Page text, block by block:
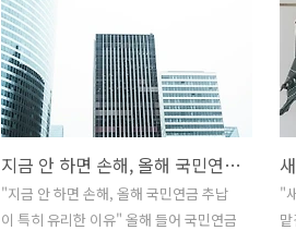
지금 안 하면 손해, 올해 국민연금 추납이 특히 유리한 이유
"지금 안 하면 손해, 올해 국민연금 추납
이 특히 유리한 이유" 올해 들어 국민연금
"